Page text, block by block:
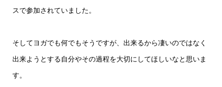
スで参加されていました。
そしてヨガでも何でもそうですが、出来るから凄いのではなく
出来ようとする自分やその過程を大切にしてほしいなと思いま
す。